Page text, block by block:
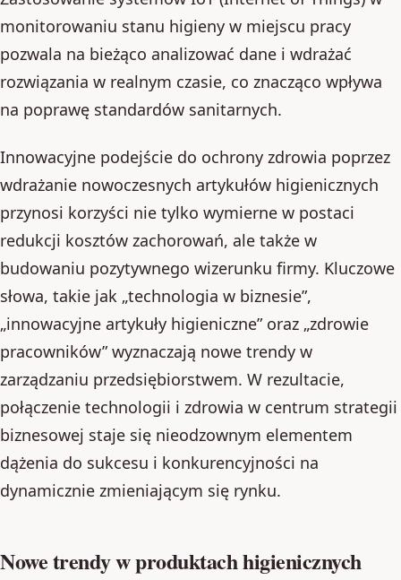
monitorowaniu stanu higieny w miejscu pracy
pozwala na bieżąco analizować dane i wdrażać
rozwiązania w realnym czasie, co znacząco wpływa
na poprawę standardów sanitarnych.
Innowacyjne podejście do ochrony zdrowia poprzez
wdrażanie nowoczesnych artykułów higienicznych
przynosi korzyści nie tylko wymierne w postaci
redukcji kosztów zachorowań, ale także w
budowaniu pozytywnego wizerunku firmy. Kluczowe
słowa, takie jak „technologia w biznesie”,
„innowacyjne artykuły higieniczne” oraz „zdrowie
pracowników” wyznaczają nowe trendy w
zarządzaniu przedsiębiorstwem. W rezultacie,
połączenie technologii i zdrowia w centrum strategii
biznesowej staje się nieodzownym elementem
dążenia do sukcesu i konkurencyjności na
dynamicznie zmieniającym się rynku.
Nowe trendy w produktach higienicznych